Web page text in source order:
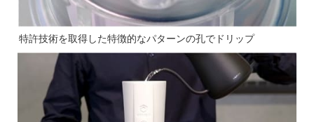
特許技術を取得した特徴的なパターンの孔でドリップ